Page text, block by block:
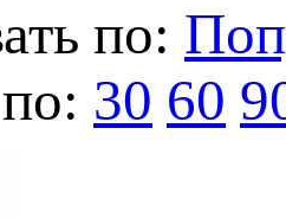
по:
30 60